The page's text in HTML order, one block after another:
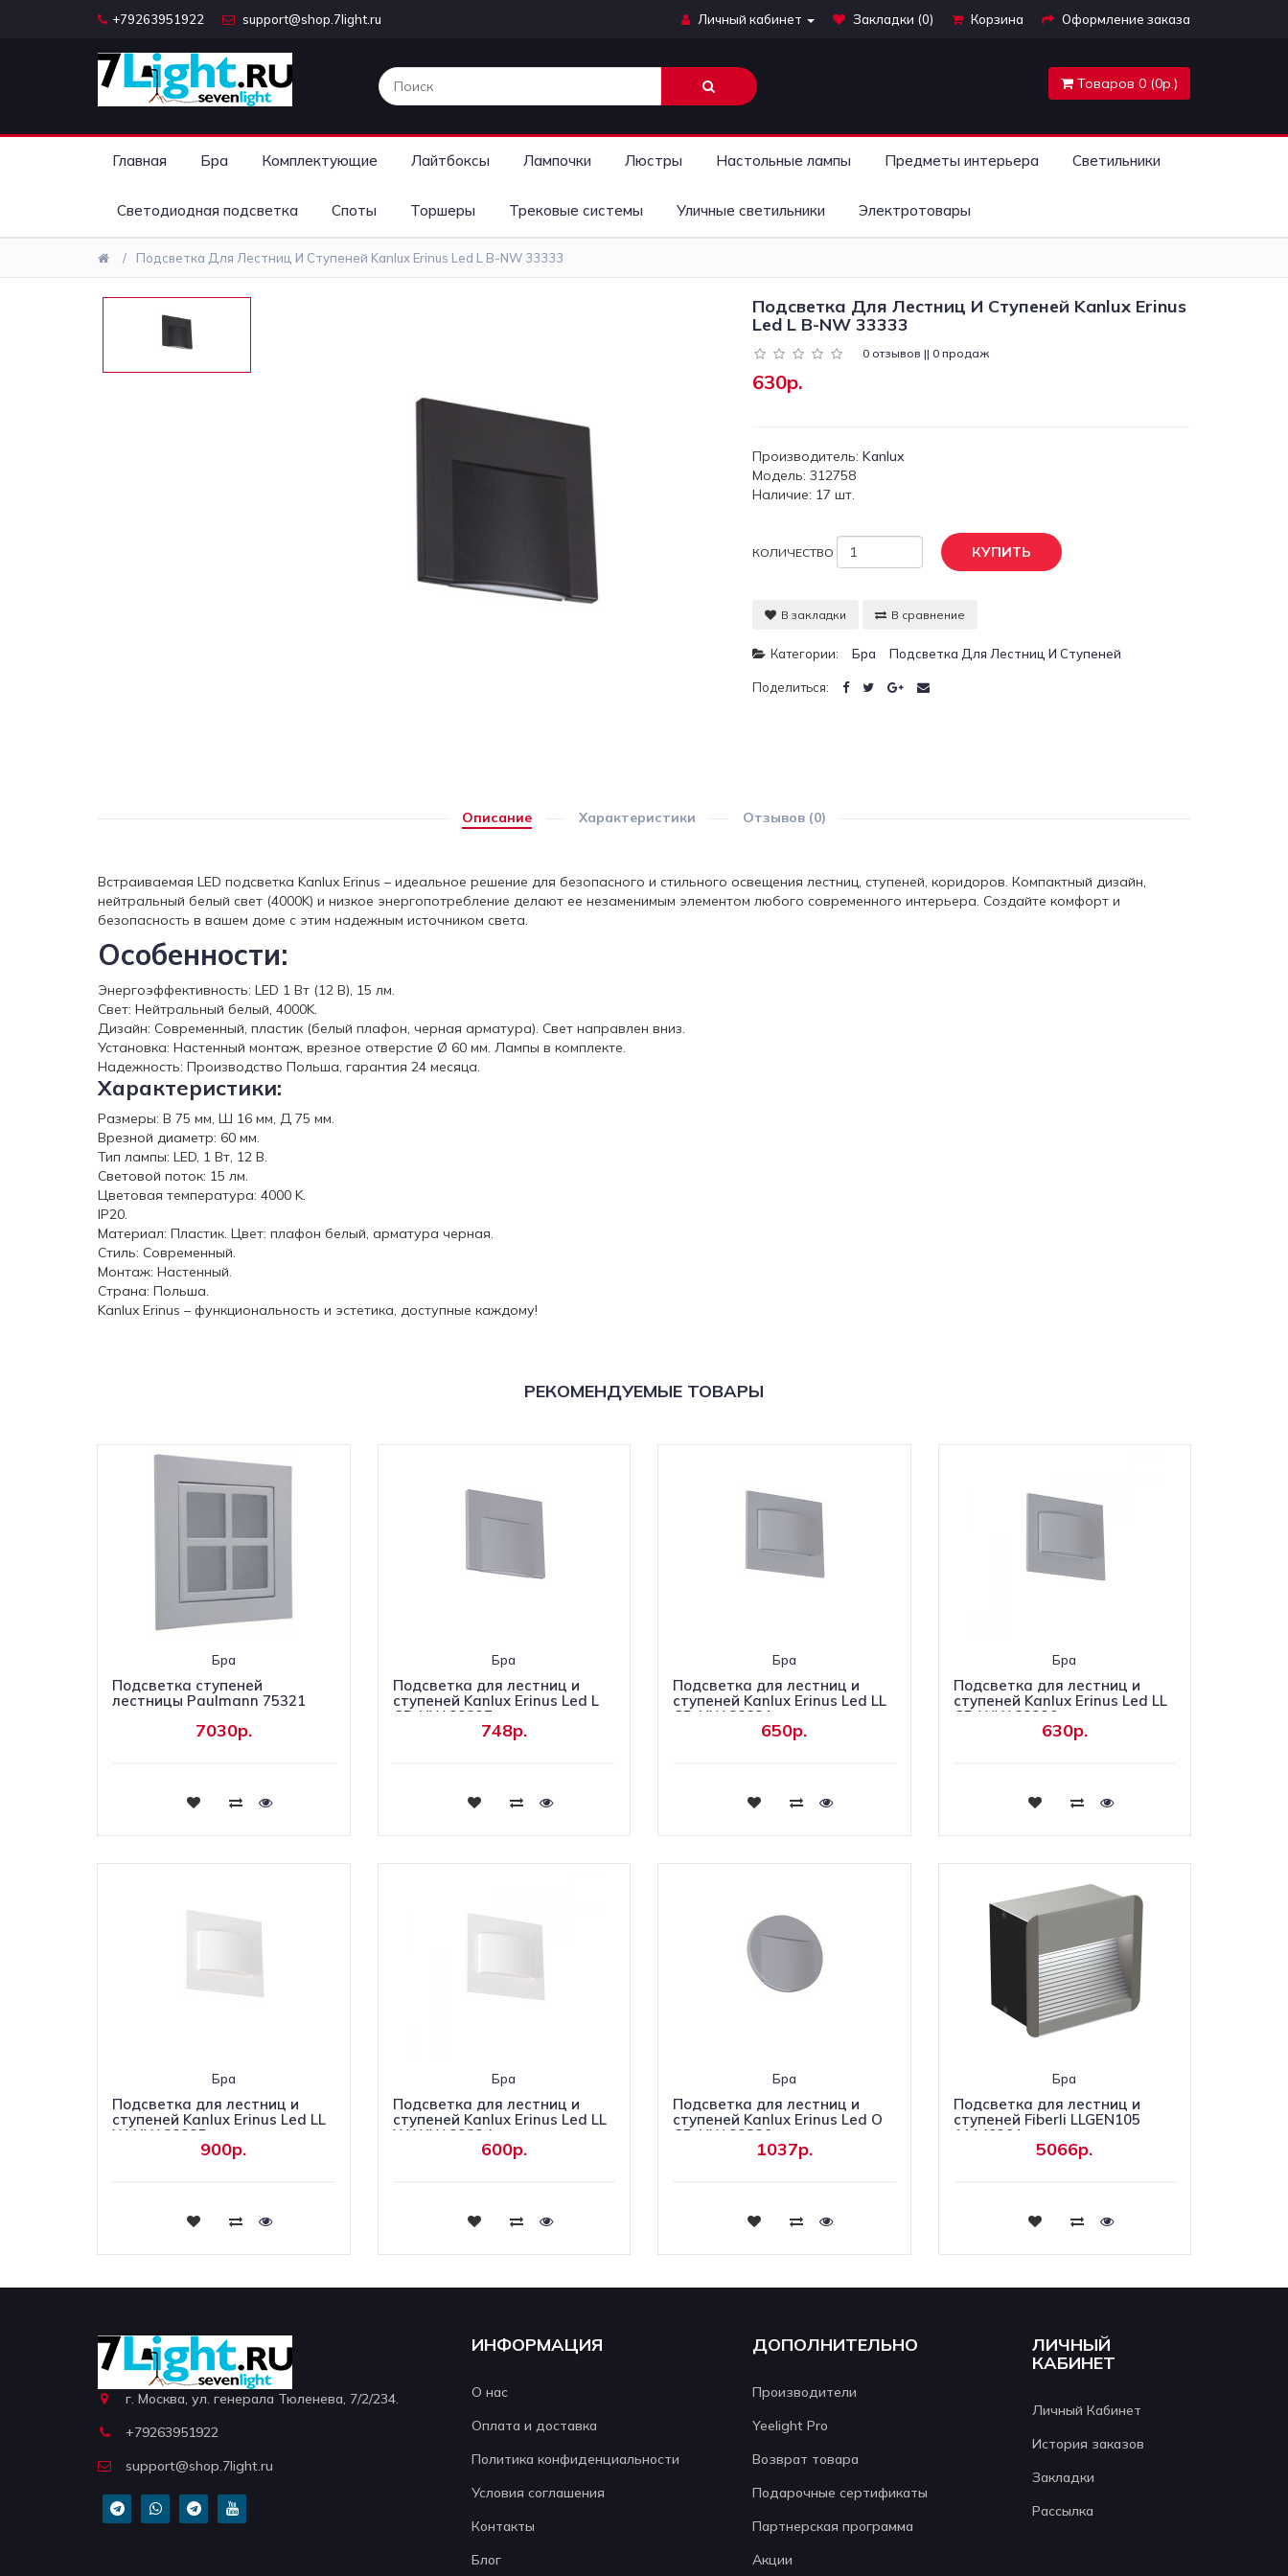
+79263951922 support@shop.7light.ru Личный кабинет Закладки (0) Корзина Оформление заказа
Товаров 0 (0р.)
Главная Бра Комплектующие Лайтбоксы Лампочки Люстры Настольные лампы Предметы интерьера Светильники
Светодиодная подсветка Споты Торшеры Трековые системы Уличные светильники Электротовары
Подсветка Для Лестниц И Ступеней Kanlux Erinus Led L B-NW 33333
Подсветка Для Лестниц И Ступеней Kanlux Erinus
Led L B-NW 33333
0 отзывов || 0 продаж
630р.
Производитель: Kanlux
Модель: 312758
Наличие: 17 шт.
КОЛИЧЕСТВО КУПИТЬ
В закладки В сравнение
Категории: Бра Подсветка Для Лестниц И Ступеней
Поделиться:
Описание Характеристики Отзывов (0)
Встраиваемая LED подсветка Kanlux Erinus – идеальное решение для безопасного и стильного освещения лестниц, ступеней, коридоров. Компактный дизайн,
нейтральный белый свет (4000K) и низкое энергопотребление делают ее незаменимым элементом любого современного интерьера. Создайте комфорт и
безопасность в вашем доме с этим надежным источником света.
Особенности:
Энергоэффективность: LED 1 Вт (12 В), 15 лм.
Свет: Нейтральный белый, 4000K.
Дизайн: Современный, пластик (белый плафон, черная арматура). Свет направлен вниз.
Установка: Настенный монтаж, врезное отверстие Ø 60 мм. Лампы в комплекте.
Надежность: Производство Польша, гарантия 24 месяца.
Характеристики:
Размеры: В 75 мм, Ш 16 мм, Д 75 мм.
Врезной диаметр: 60 мм.
Тип лампы: LED, 1 Вт, 12 В.
Световой поток: 15 лм.
Цветовая температура: 4000 K.
IP20.
Материал: Пластик. Цвет: плафон белый, арматура черная.
Стиль: Современный.
Монтаж: Настенный.
Страна: Польша.
Kanlux Erinus – функциональность и эстетика, доступные каждому!
РЕКОМЕНДУЕМЫЕ ТОВАРЫ
Бра
Подсветка ступеней
лестницы Paulmann 75321
7030р.
Купить
Бра
Подсветка для лестниц и
ступеней Kanlux Erinus Led L
GR-NW 33327
748р.
Купить
Бра
Подсветка для лестниц и
ступеней Kanlux Erinus Led LL
GR-NW 33331
650р.
Купить
Бра
Подсветка для лестниц и
ступеней Kanlux Erinus Led LL
GR-WW 33330
630р.
Купить
Бра
Подсветка для лестниц и
ступеней Kanlux Erinus Led LL
W-NW 33325
900р.
Купить
Бра
Подсветка для лестниц и
ступеней Kanlux Erinus Led LL
W-WW 33324
600р.
Купить
Бра
Подсветка для лестниц и
ступеней Kanlux Erinus Led O
GR-NW 33329
1037р.
Купить
Бра
Подсветка для лестниц и
ступеней Fiberli LLGEN105
11140301
5066р.
Купить
г. Москва, ул. генерала Тюленева, 7/2/234.
+79263951922
support@shop.7light.ru
ИНФОРМАЦИЯ
О нас
Оплата и доставка
Политика конфиденциальности
Условия соглашения
Контакты
Блог
ДОПОЛНИТЕЛЬНО
Производители
Yeelight Pro
Возврат товара
Подарочные сертификаты
Партнерская программа
Акции
ЛИЧНЫЙ
КАБИНЕТ
Личный Кабинет
История заказов
Закладки
Рассылка